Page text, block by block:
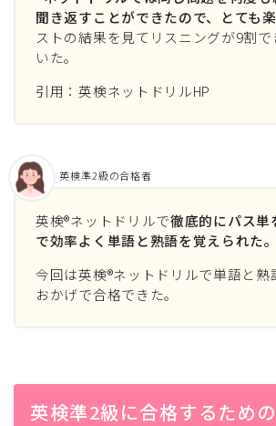
聞き返すことができたので、とても楽
ストの結果を見てリスニングが9割
いた。
引用：英検ネットドリルHP
英検®ネットドリルで徹底的にパス単
で効率よく単語と熟語を覚えられた。
今回は英検®ネットドリルで単語と熟
おかげで合格できた。
英検準2級の合格者
英検準2級に合格するため